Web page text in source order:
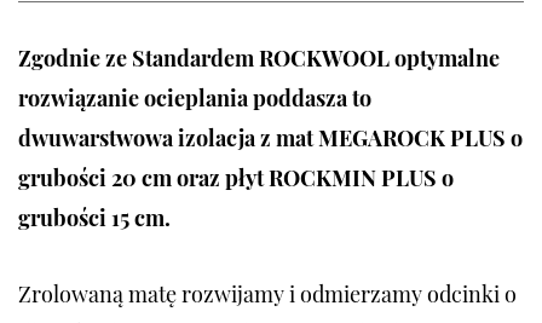
Zgodnie ze Standardem ROCKWOOL optymalne
rozwiązanie ocieplania poddasza to
dwuwarstwowa izolacja z mat MEGAROCK PLUS o
grubości 20 cm oraz płyt ROCKMIN PLUS o
grubości 15 cm.
Zrolowaną matę rozwijamy i odmierzamy odcinki o